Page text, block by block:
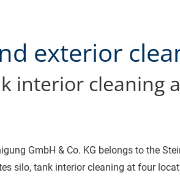
exterior
interior cleaning
GmbH & Co. KG belongs to the
silo, tank interior cleaning at four